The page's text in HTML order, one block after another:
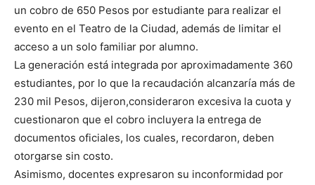
un cobro de 650 Pesos por estudiante para realizar el
evento en el Teatro de la Ciudad, además de limitar el
acceso a un solo familiar por alumno.
La generación está integrada por aproximadamente 360
estudiantes, por lo que la recaudación alcanzaría más de
230 mil Pesos, dijeron,consideraron excesiva la cuota y
cuestionaron que el cobro incluyera la entrega de
documentos oficiales, los cuales, recordaron, deben
otorgarse sin costo.
Asimismo, docentes expresaron su inconformidad por